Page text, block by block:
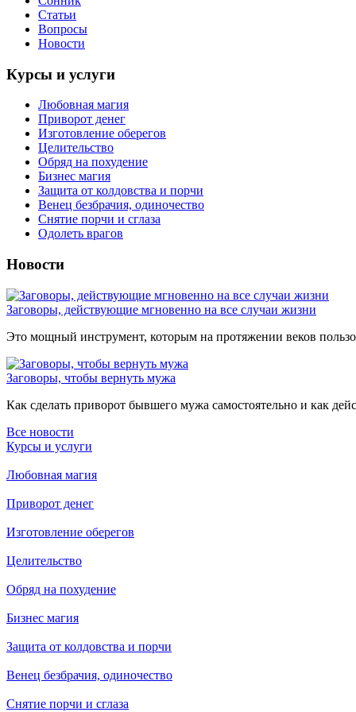
Статьи
Вопросы
Новости
Курсы и услуги
Любовная магия
Приворот денег
Изготовление оберегов
Целительство
Обряд на похудение
Бизнес магия
Защита от колдовства и порчи
Венец безбрачия, одиночество
Снятие порчи и сглаза
Одолеть врагов
Новости
Заговоры, действующие мгновенно на все случаи жизни
Это мощный инструмент, которым на протяжении веков
Заговоры, чтобы вернуть мужа
Как сделать приворот бывшего мужа самостоятельно и как
Все новости
Курсы и услуги
Любовная магия
Приворот денег
Изготовление оберегов
Целительство
Обряд на похудение
Бизнес магия
Защита от колдовства и порчи
Венец безбрачия, одиночество
Снятие порчи и сглаза